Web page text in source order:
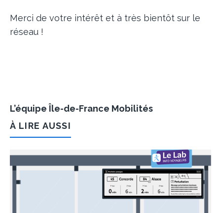
Merci de votre intérêt et à très bientôt sur le
réseau !
L’équipe Île-de-France Mobilités
À LIRE AUSSI